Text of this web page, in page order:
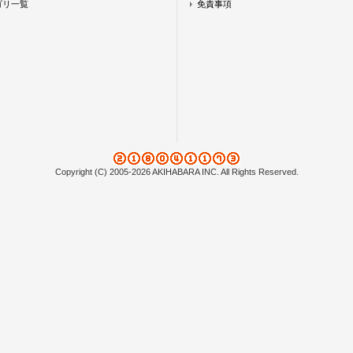
リ一覧 免責事項
Copyright (C) 2005-2026 AKIHABARA INC. All Rights Reserved.